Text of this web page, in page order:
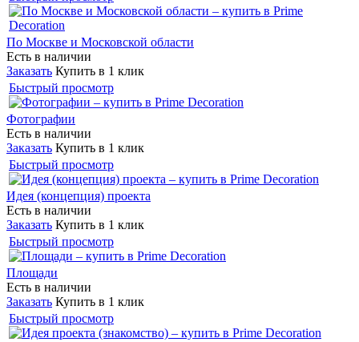
По Москве и Московской области
Есть в наличии
Заказать Купить в 1 клик
Быстрый просмотр
Фотографии
Есть в наличии
Заказать Купить в 1 клик
Быстрый просмотр
Идея (концепция) проекта
Есть в наличии
Заказать Купить в 1 клик
Быстрый просмотр
Площади
Есть в наличии
Заказать Купить в 1 клик
Быстрый просмотр